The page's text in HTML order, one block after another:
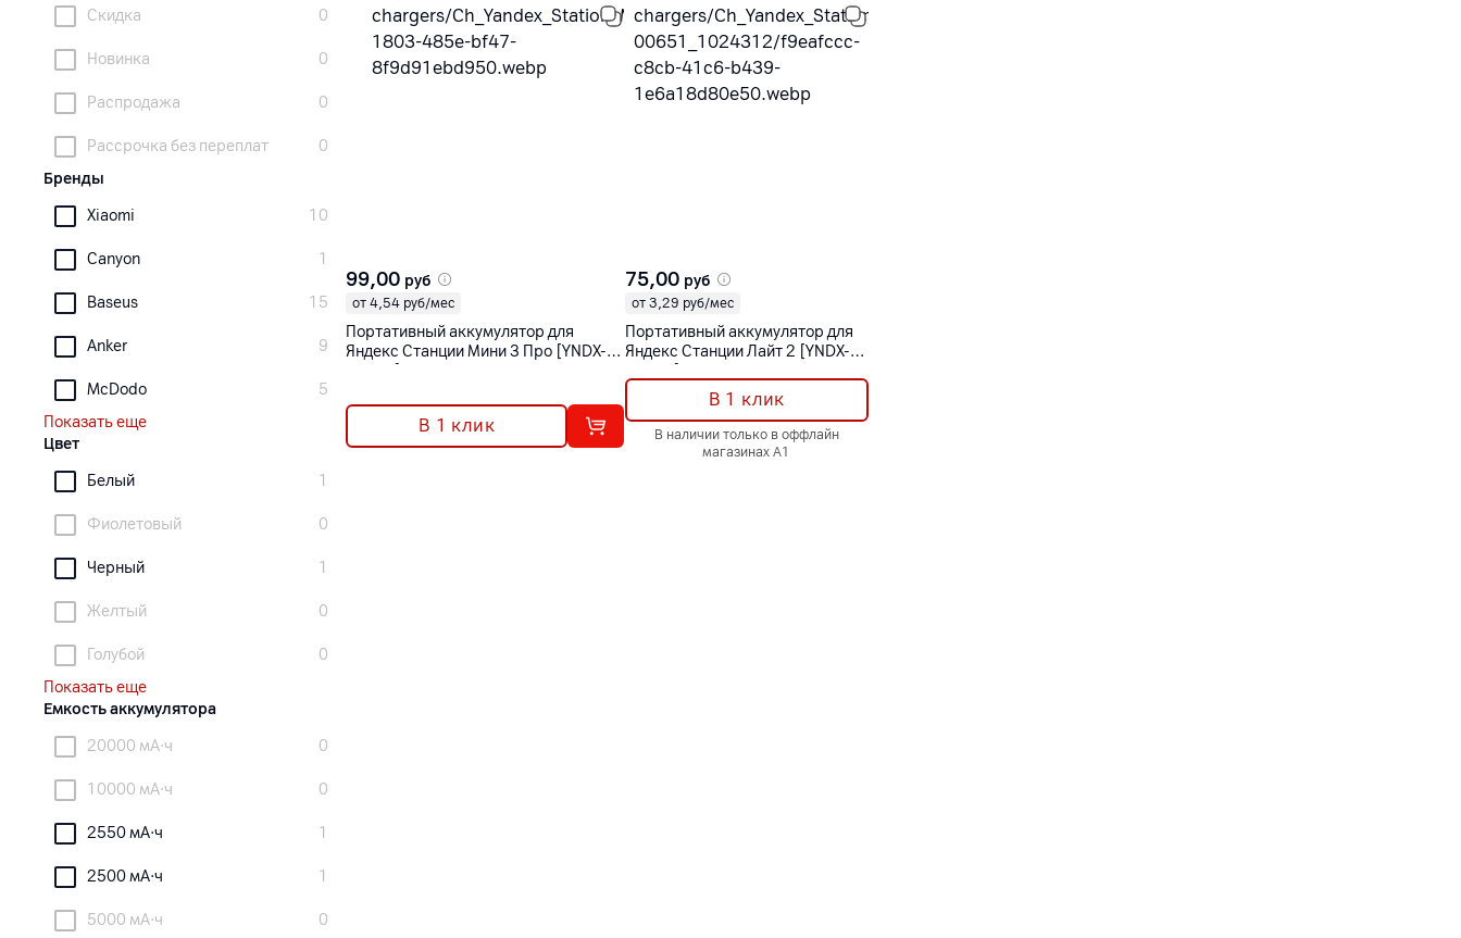
Скидка
0
Новинка 0
Распродажа 0
Рассрочка без переплат
0
Бренды
Xiaomi
10
Canyon 1
Baseus 15
Anker 9
McDodo
5
Показать еще
Цвет
Белый
1
Фиолетовый 0
Черный 1
Желтый 0
Голубой
0
Показать еще
Емкость аккумулятора
20000 мА·ч
0
10000 мА·ч 0
2550 мА·ч 1
2500 мА·ч 1
5000 мА·ч
0
99,00 руб
от 4,54 руб/мес
Портативный аккумулятор для
Яндекс Станции Мини 3 Про [YNDX-
В 1 клик
75,00 руб
от 3,29 руб/мес
Портативный аккумулятор для
Яндекс Станции Лайт 2 [YNDX-
В 1 клик
В наличии только в оффлайн
магазинах А1